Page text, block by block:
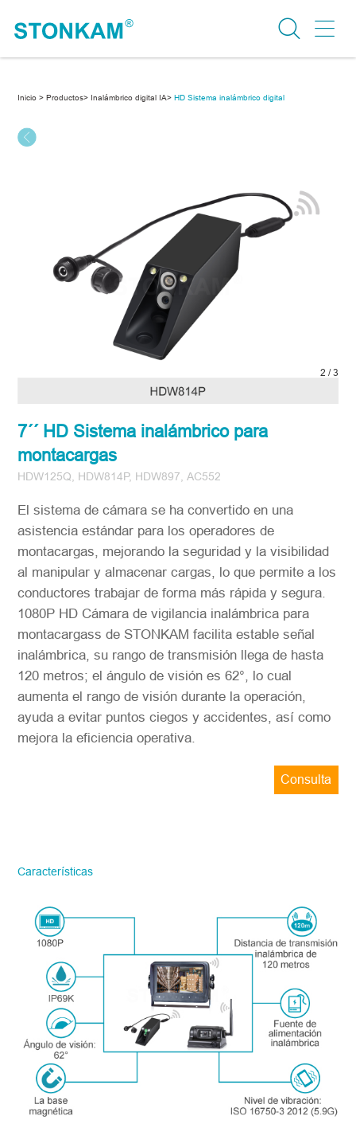
Inicio > Productos> Inalámbrico digital IA> HD Sistema inalámbrico digital
3 /3
7´´ HD Sistema inalámbrico para
montacargas
HDW125Q, HDW814P, HDW897, AC552
El sistema de cámara se ha convertido en una
asistencia estándar para los operadores de
montacargas, mejorando la seguridad y la visibilidad
al manipular y almacenar cargas, lo que permite a los
conductores trabajar de forma más rápida y segura.
1080P HD Cámara de vigilancia inalámbrica para
montacargass de STONKAM facilita estable señal
inalámbrica, su rango de transmisión llega de hasta
120 metros; el ángulo de visión es 62°, lo cual
aumenta el rango de visión durante la operación,
ayuda a evitar puntos ciegos y accidentes, así como
mejora la eficiencia operativa.
Consulta
región/país. ¡Te responderemos lo antes
Número del modelo
Introdúzcase*
Características